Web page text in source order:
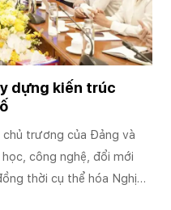
dựng kiến trúc
chủ trương của Đảng và
công nghệ, đổi mới
thời cụ thể hóa Nghị